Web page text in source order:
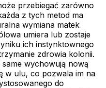
przebiegać zarówno
z tych metod ma
wymiana matek
umiera lub zostaje
ich instynktownego
zdrowia kolonii.
wychowują nową
w ulu, co pozwala im na
do